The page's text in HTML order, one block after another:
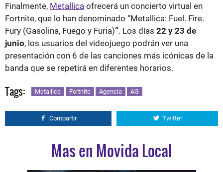
Finalmente, Metallica ofrecerá un concierto virtual en
Fortnite, que lo han denominado “Metallica: Fuel. Fire.
Fury (Gasolina, Fuego y Furia)”. Los días 22 y 23 de
junio, los usuarios del videojuego podrán ver una
presentación con 6 de las canciones más icónicas de la
banda que se repetirá en diferentes horarios.
Tags: Metallica Fortnite Agencia AG
Compartir Twitter
Mas en Movida Local